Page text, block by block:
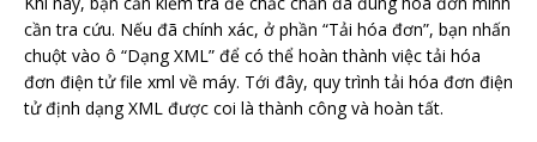
cần tra cứu. Nếu đã chính xác, ở phần “Tải hóa đơn”, bạn nhấn
chuột vào ô “Dạng XML” để có thể hoàn thành việc tải hóa
đơn điện tử file xml về máy. Tới đây, quy trình tải hóa đơn điện
tử định dạng XML được coi là thành công và hoàn tất.